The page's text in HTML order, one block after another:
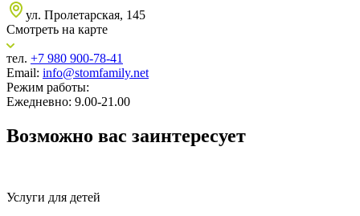
ул. Пролетарская, 145
Смотреть на карте
тел. +7 980 900-78-41
Email: info@stomfamily.net
Режим работы:
Ежедневно: 9.00-21.00
Возможно вас заинтересует
Услуги для детей